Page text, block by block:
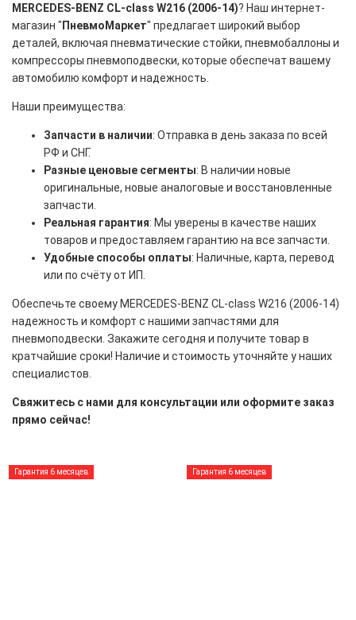
MERCEDES-BENZ CL-class W216 (2006-14)? Наш интернет-
магазин " ПневмоМаркет" предлагает широкий выбор
деталей, включая пневматические стойки, пневмобаллоны и
компрессоры пневмоподвески, которые обеспечат вашему
автомобилю комфорт и надежность.
Наши преимущества:
Запчасти в наличии: Отправка в день заказа по всей
РФ и СНГ.
Разные ценовые сегменты: В наличии новые
оригинальные, новые аналоговые и восстановленные
запчасти.
Реальная гарантия: Мы уверены в качестве наших
товаров и предоставляем гарантию на все запчасти.
Удобные способы оплаты: Наличные, карта, перевод
или по счёту от ИП.
Обеспечьте своему MERCEDES-BENZ CL-class W216 (2006-14)
надежность и комфорт с нашими запчастями для
пневмоподвески. Закажите сегодня и получите товар в
кратчайшие сроки! Наличие и стоимость уточняйте у наших
специалистов.
Свяжитесь с нами для консультации или оформите заказ
прямо сейчас!
Гарантия 6 месяцев Гарантия 6 месяцев